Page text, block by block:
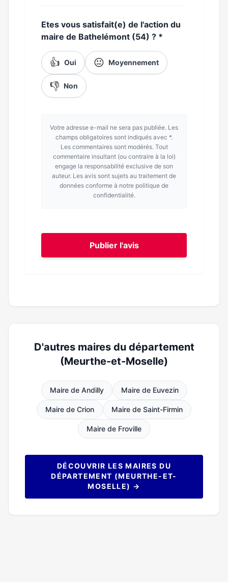
Etes vous satisfait(e) de l'action du
maire de Bathelémont (54) ? *
👍 Oui 😐 Moyennement
👎 Non
Votre adresse e-mail ne sera pas publiée. Les
champs obligatoires sont indiqués avec *.
Les commentaires sont modérés. Tout
commentaire insultant (ou contraire à la loi)
engage la responsabilité exclusive de son
auteur. Les avis sont sujets au traitement de
données conforme à notre politique de
confidentialité.
Publier l'avis
D'autres maires du département
(Meurthe-et-Moselle)
Maire de Andilly Maire de Euvezin
Maire de Crion Maire de Saint-Firmin
Maire de Froville
DÉCOUVRIR LES MAIRES DU
DÉPARTEMENT (MEURTHE-ET-
MOSELLE) →